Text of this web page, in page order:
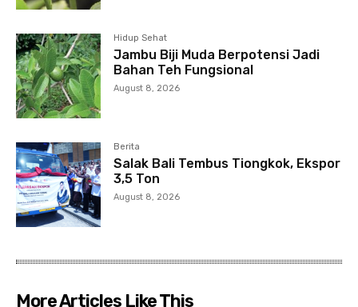
Hidup Sehat
Jambu Biji Muda Berpotensi Jadi
Bahan Teh Fungsional
August 8, 2026
Berita
Salak Bali Tembus Tiongkok, Ekspor
3,5 Ton
August 8, 2026
More Articles Like This